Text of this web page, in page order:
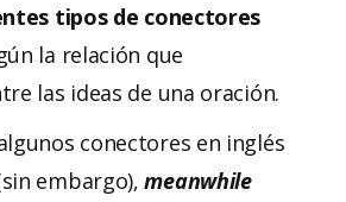
tipos de conectores
la relación que
las ideas de una oración.
conectores en inglés
embargo),meanwhile